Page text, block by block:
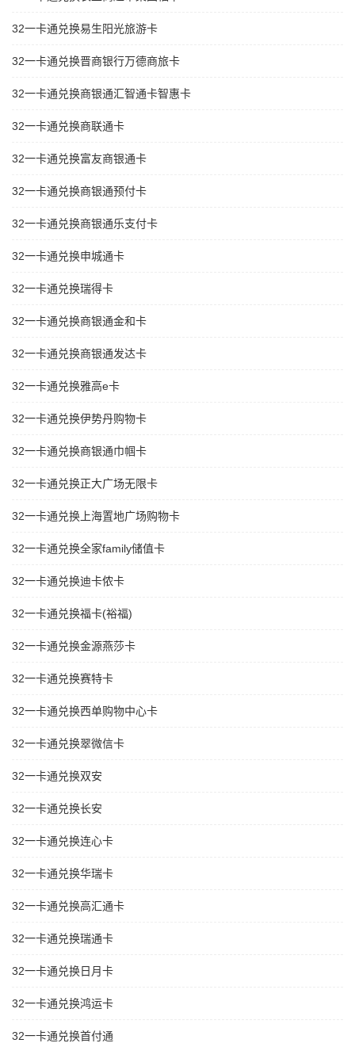
32一卡通兑换易生阳光旅游卡
32一卡通兑换晋商银行万德商旅卡
32一卡通兑换商银通汇智通卡智惠卡
32一卡通兑换商联通卡
32一卡通兑换富友商银通卡
32一卡通兑换商银通预付卡
32一卡通兑换商银通乐支付卡
32一卡通兑换申城通卡
32一卡通兑换瑞得卡
32一卡通兑换商银通金和卡
32一卡通兑换商银通发达卡
32一卡通兑换雅高e卡
32一卡通兑换伊势丹购物卡
32一卡通兑换商银通巾帼卡
32一卡通兑换正大广场无限卡
32一卡通兑换上海置地广场购物卡
32一卡通兑换全家family储值卡
32一卡通兑换迪卡侬卡
32一卡通兑换福卡(裕福)
32一卡通兑换金源燕莎卡
32一卡通兑换赛特卡
32一卡通兑换西单购物中心卡
32一卡通兑换翠微信卡
32一卡通兑换双安
32一卡通兑换长安
32一卡通兑换连心卡
32一卡通兑换华瑞卡
32一卡通兑换高汇通卡
32一卡通兑换瑞通卡
32一卡通兑换日月卡
32一卡通兑换鸿运卡
32一卡通兑换首付通